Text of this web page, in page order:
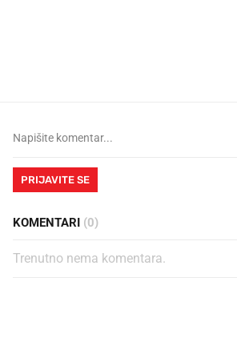
PRIJAVITE SE
KOMENTARI (0)
Trenutno nema komentara.